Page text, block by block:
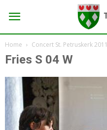
Home Concert St. Petruskerk 2011
Fries S 04 W